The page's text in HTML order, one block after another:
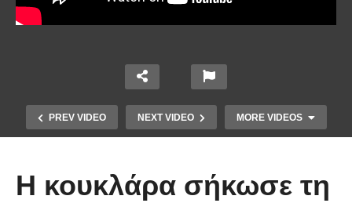
PREV VIDEO NEXT VIDEO MORE VIDEOS
Η κουκλάρα σήκωσε τη